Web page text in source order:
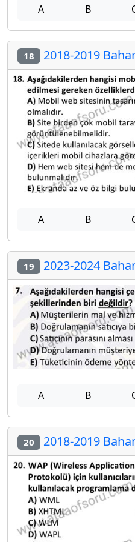
A B
18 2018-2019
A B
19 2023-2024
A B
20 2018-2019